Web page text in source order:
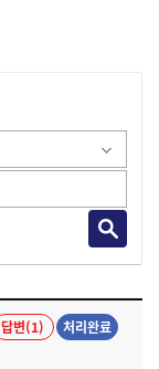
답변(1) 처리완료